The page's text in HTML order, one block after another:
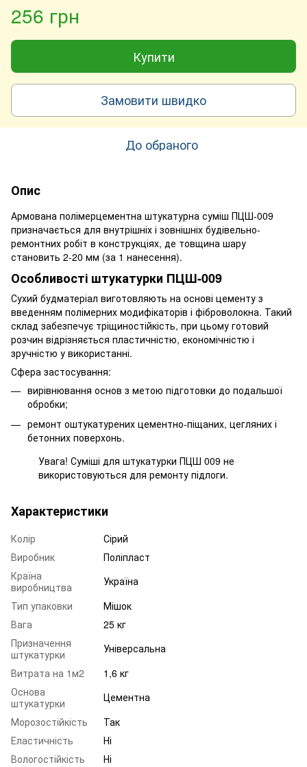
256 грн
Купити
Замовити швидко
До обраного
Опис
Армована полімерцементна штукатурна суміш ПЦШ-009
призначається для внутрішніх і зовнішніх будівельно-
ремонтних робіт в конструкціях, де товщина шару
становить 2-20 мм (за 1 нанесення).
Особливості штукатурки ПЦШ-009
Сухий будматеріал виготовляють на основі цементу з
введенням полімерних модифікаторів і фіброволокна. Такий
склад забезпечує тріщиностійкість, при цьому готовий
розчин відрізняється пластичністю, економічністю і
зручністю у використанні.
Сфера застосування:
вирівнювання основ з метою підготовки до подальшої
обробки;
ремонт оштукатурених цементно-піщаних, цегляних і
бетонних поверхонь.
Увага! Суміші для штукатурки ПЦШ 009 не
використовуються для ремонту підлоги.
Характеристики
Колір
Сірий
Виробник
Поліпласт
Країна
виробництва
Україна
Тип упаковки
Мішок
Вага
25 кг
Призначення
штукатурки
Універсальна
Витрата на 1м2
1,6 кг
Основа
штукатурки
Цементна
Морозостійкість
Так
Еластичність
Ні
Вологостійкість
Ні